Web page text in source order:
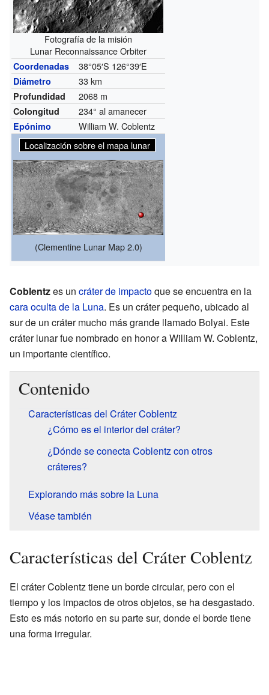
Fotografía de la misión
Lunar Reconnaissance Orbiter
Coordenadas 38°05′S 126°39′E
Diámetro 33 km
Profundidad 2068 m
Colongitud 234° al amanecer
Epónimo
William W. Coblentz
Localización sobre el mapa lunar
(Clementine Lunar Map 2.0)
Coblentzes un cráter de impactoque se encuentra en la
cara oculta de la Luna. Es un cráter pequeño, ubicado al
sur de un cráter mucho más grande llamado Bolyai. Este
cráter lunar fue nombrado en honor a William W. Coblentz,
un importante científico.
Contenido
Características del Cráter Coblentz
¿Cómo es el interior del cráter?
¿Dónde se conecta Coblentz con otros
cráteres?
Explorando más sobre la Luna
Véase también
Características del Cráter Coblentz
El cráter Coblentz tiene un borde circular, pero con el
tiempo y los impactos de otros objetos, se ha desgastado.
Esto es más notorio en su parte sur, donde el borde tiene
una forma irregular.